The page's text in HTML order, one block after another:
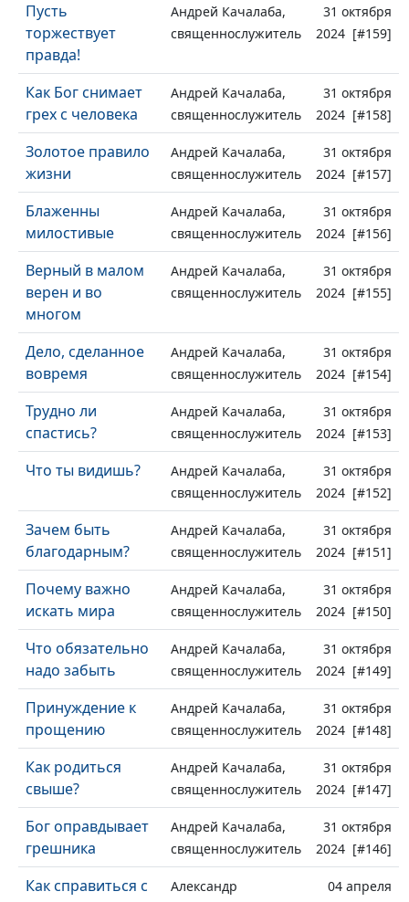
Пусть
торжествует
правда!
Андрей Качалаба,
священнослужитель
31 октября
2024 [#159]
Как Бог снимает
грех с человека
Андрей Качалаба,
священнослужитель
31 октября
2024 [#158]
Золотое правило
жизни
Андрей Качалаба,
священнослужитель
31 октября
2024 [#157]
Блаженны
милостивые
Андрей Качалаба,
священнослужитель
31 октября
2024 [#156]
Верный в малом
верен и во
многом
Андрей Качалаба,
священнослужитель
31 октября
2024 [#155]
Дело, сделанное
вовремя
Андрей Качалаба,
священнослужитель
31 октября
2024 [#154]
Трудно ли
спастись?
Андрей Качалаба,
священнослужитель
31 октября
2024 [#153]
Что ты видишь?
Андрей Качалаба,
священнослужитель
31 октября
2024 [#152]
Зачем быть
благодарным?
Андрей Качалаба,
священнослужитель
31 октября
2024 [#151]
Почему важно
искать мира
Андрей Качалаба,
священнослужитель
31 октября
2024 [#150]
Что обязательно
надо забыть
Андрей Качалаба,
священнослужитель
31 октября
2024 [#149]
Принуждение к
прощению
Андрей Качалаба,
священнослужитель
31 октября
2024 [#148]
Как родиться
свыше?
Андрей Качалаба,
священнослужитель
31 октября
2024 [#147]
Бог оправдывает
грешника
Андрей Качалаба,
священнослужитель
31 октября
2024 [#146]
Как справиться с
Александр
04 апреля